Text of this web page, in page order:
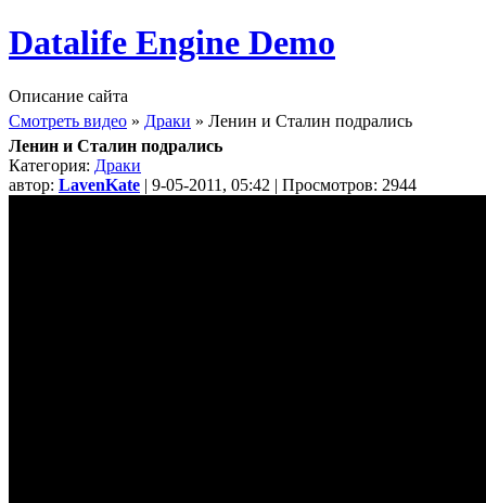
Datalife Engine Demo
Описание сайта
Смотреть видео » Драки » Ленин и Сталин подрались
Ленин и Сталин подрались
Категория: Драки
автор: LavenKate | 9-05-2011, 05:42 | Просмотров: 2944